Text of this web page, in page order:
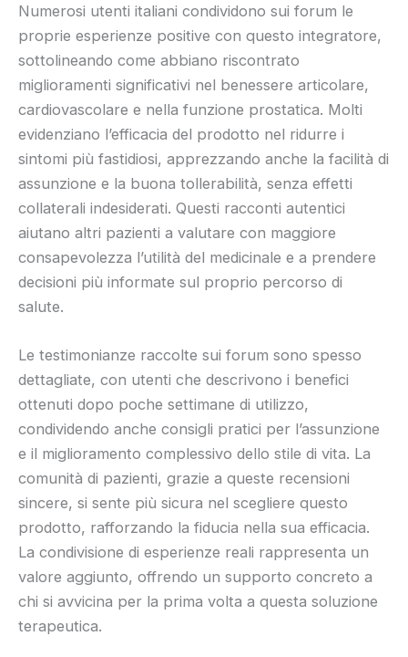
Numerosi utenti italiani condividono sui forum le
proprie esperienze positive con questo integratore,
sottolineando come abbiano riscontrato
miglioramenti significativi nel benessere articolare,
cardiovascolare e nella funzione prostatica. Molti
evidenziano l’efficacia del prodotto nel ridurre i
sintomi più fastidiosi, apprezzando anche la facilità di
assunzione e la buona tollerabilità, senza effetti
collaterali indesiderati. Questi racconti autentici
aiutano altri pazienti a valutare con maggiore
consapevolezza l’utilità del medicinale e a prendere
decisioni più informate sul proprio percorso di
salute.
Le testimonianze raccolte sui forum sono spesso
dettagliate, con utenti che descrivono i benefici
ottenuti dopo poche settimane di utilizzo,
condividendo anche consigli pratici per l’assunzione
e il miglioramento complessivo dello stile di vita. La
comunità di pazienti, grazie a queste recensioni
sincere, si sente più sicura nel scegliere questo
prodotto, rafforzando la fiducia nella sua efficacia.
La condivisione di esperienze reali rappresenta un
valore aggiunto, offrendo un supporto concreto a
chi si avvicina per la prima volta a questa soluzione
terapeutica.